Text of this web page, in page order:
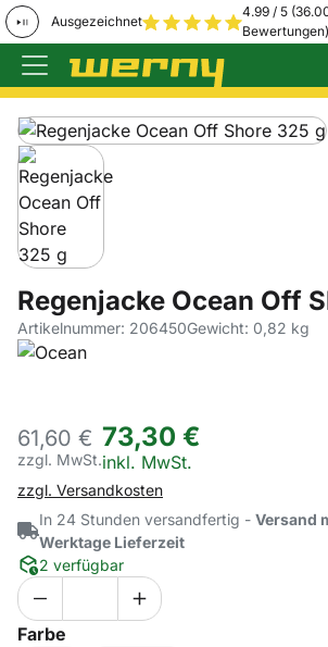
Ausgezeichnet
4.99 / 5
Bewertungen)
Zum Hauptinhalt springen
Produktgalerie
Zur Kaufbox springen
Regenjacke Ocean Off
Artikelnummer: 206450Gewicht: 0,82 kg
61,60 €
zzgl. MwSt.
73,30 €
Steuerhinweis:
inkl. MwSt.
zzgl. Versandkosten
In 24 Stunden versandfertig - Versand
Werktage Lieferzeit
2 verfügbar
Farbe